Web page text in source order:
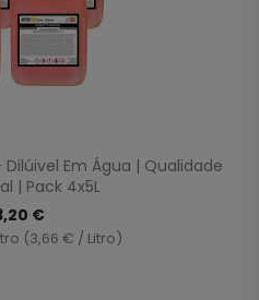
Em Água | Qualidade
| Pack 4x5L
€
(3,66 € / Litro)